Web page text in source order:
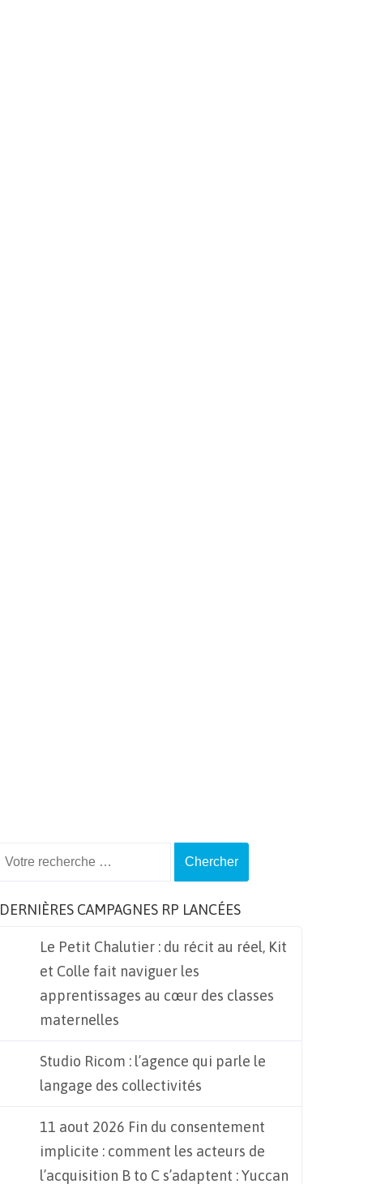
DERNIÈRES CAMPAGNES RP LANCÉES
Le Petit Chalutier : du récit au réel, Kit
et Colle fait naviguer les
apprentissages au cœur des classes
maternelles
Studio Ricom : l’agence qui parle le
langage des collectivités
11 aout 2026 Fin du consentement
implicite : comment les acteurs de
l’acquisition B to C s’adaptent : Yuccan